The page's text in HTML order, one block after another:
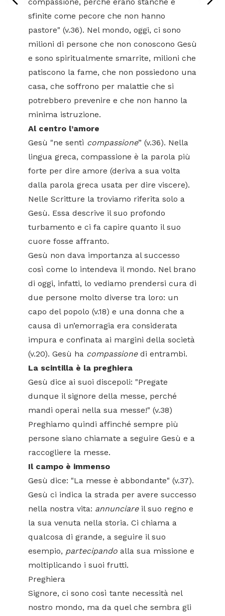
sfinite come pecore che non hanno
pastore" (v.36). Nel mondo, oggi, ci sono
milioni di persone che non conoscono Gesù
e sono spiritualmente smarrite, milioni che
patiscono la fame, che non possiedono una
casa, che soffrono per malattie che si
potrebbero prevenire e che non hanno la
minima istruzione.
Al centro l’amore
Gesù "ne sentì compassione” (v.36). Nella
lingua greca, compassione è la parola più
forte per dire amore (deriva a sua volta
dalla parola greca usata per dire viscere).
Nelle Scritture la troviamo riferita solo a
Gesù. Essa descrive il suo profondo
turbamento e ci fa capire quanto il suo
cuore fosse affranto.
Gesù non dava importanza al successo
così come lo intendeva il mondo. Nel brano
di oggi, infatti, lo vediamo prendersi cura di
due persone molto diverse tra loro: un
capo del popolo (v.18) e una donna che a
causa di un’emorragia era considerata
impura e confinata ai margini della società
(v.20). Gesù ha compassionedi entrambi.
La scintilla è la preghiera
Gesù dice ai suoi discepoli: "Pregate
dunque il signore della messe, perché
mandi operai nella sua messe!" (v.38)
Preghiamo quindi affinché sempre più
persone siano chiamate a seguire Gesù e a
raccogliere la messe.
Il campo è immenso
Gesù dice: "La messe è abbondante" (v.37).
Gesù ci indica la strada per avere successo
nella nostra vita: annunciareil suo regno e
la sua venuta nella storia. Ci chiama a
qualcosa di grande, a seguire il suo
esempio, partecipando alla sua missione e
moltiplicando i suoi frutti.
Preghiera
Signore, ci sono così tante necessità nel
nostro mondo, ma da quel che sembra gli